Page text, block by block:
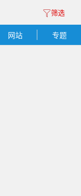
筛选
网站 专题